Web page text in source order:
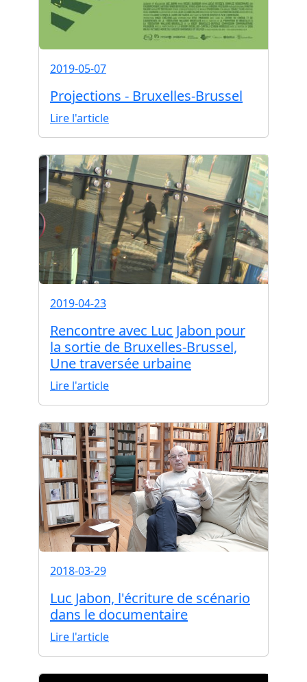
2019-05-07
Projections - Bruxelles-Brussel
Lire l'article
2019-04-23
Rencontre avec Luc Jabon pour
la sortie de Bruxelles-Brussel,
Une traversée urbaine
Lire l'article
2018-03-29
Luc Jabon, l'écriture de scénario
dans le documentaire
Lire l'article